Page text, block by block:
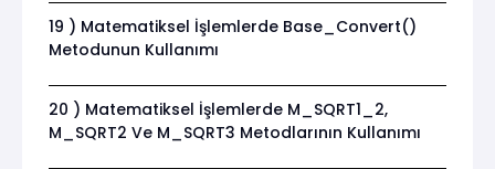
19 ) Matematiksel İşlemlerde Base_Convert()
Metodunun Kullanımı
20 ) Matematiksel İşlemlerde M_SQRT1_2,
M_SQRT2 Ve M_SQRT3 Metodlarının Kullanımı